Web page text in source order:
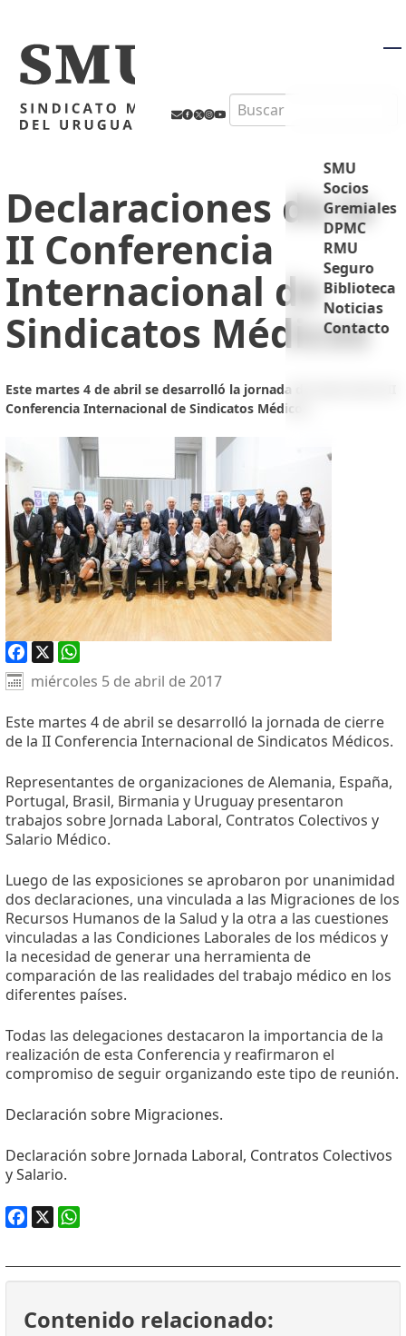
Search
SMU
Socios
Gremiales
DPMC
RMU
Seguro
Biblioteca
Noticias
Contacto
Declaraciones de la
II Conferencia
Internacional de
Sindicatos Médicos
Este martes 4 de abril se desarrolló la jornada de cierre de la II
Conferencia Internacional de Sindicatos Médicos.
Facebook
X WhatsApp
miércoles 5 de abril de 2017
Este martes 4 de abril se desarrolló la jornada de cierre
de la II Conferencia Internacional de Sindicatos Médicos.
Representantes de organizaciones de Alemania, España,
Portugal, Brasil, Birmania y Uruguay presentaron
trabajos sobre Jornada Laboral, Contratos Colectivos y
Salario Médico.
Luego de las exposiciones se aprobaron por unanimidad
dos declaraciones, una vinculada a las Migraciones de los
Recursos Humanos de la Salud y la otra a las cuestiones
vinculadas a las Condiciones Laborales de los médicos y
la necesidad de generar una herramienta de
comparación de las realidades del trabajo médico en los
diferentes países.
Todas las delegaciones destacaron la importancia de la
realización de esta Conferencia y reafirmaron el
compromiso de seguir organizando este tipo de reunión.
Declaración sobre Migraciones.
Declaración sobre Jornada Laboral, Contratos Colectivos
y Salario.
Contenido relacionado: